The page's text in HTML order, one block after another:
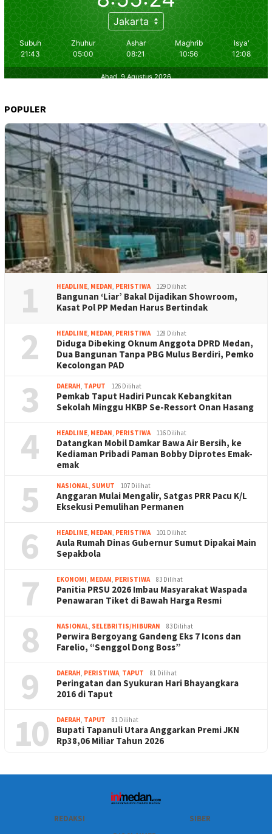
POPULER
1 HEADLINE MEDAN PERISTIWA 129 Dilihat
Bangunan ‘Liar’ Bakal Dijadikan Showroom,
Kasat Pol PP Medan Harus Bertindak
2 HEADLINE MEDAN PERISTIWA 128 Dilihat
Diduga Dibeking Oknum Anggota DPRD Medan,
Dua Bangunan Tanpa PBG Mulus Berdiri, Pemko
Kecolongan PAD
3 DAERAH TAPUT 126 Dilihat
Pemkab Taput Hadiri Puncak Kebangkitan
Sekolah Minggu HKBP Se-Ressort Onan Hasang
4 HEADLINE MEDAN PERISTIWA 116 Dilihat
Datangkan Mobil Damkar Bawa Air Bersih, ke
Kediaman Pribadi Paman Bobby Diprotes Emak-
emak
5 NASIONAL SUMUT 107 Dilihat
Anggaran Mulai Mengalir, Satgas PRR Pacu K/L
Eksekusi Pemulihan Permanen
6 HEADLINE MEDAN PERISTIWA 101 Dilihat
Aula Rumah Dinas Gubernur Sumut Dipakai Main
Sepakbola
7 EKONOMI MEDAN PERISTIWA 83 Dilihat
Panitia PRSU 2026 Imbau Masyarakat Waspada
Penawaran Tiket di Bawah Harga Resmi
8 NASIONAL SELEBRITIS/HIBURAN 83 Dilihat
Perwira Bergoyang Gandeng Eks 7 Icons dan
Farelio, “Senggol Dong Boss”
9 DAERAH PERISTIWA TAPUT 81 Dilihat
Peringatan dan Syukuran Hari Bhayangkara
2016 di Taput
10 DAERAH TAPUT 81 Dilihat
Bupati Tapanuli Utara Anggarkan Premi JKN
Rp38,06 Miliar Tahun 2026
REDAKSI
SIBER